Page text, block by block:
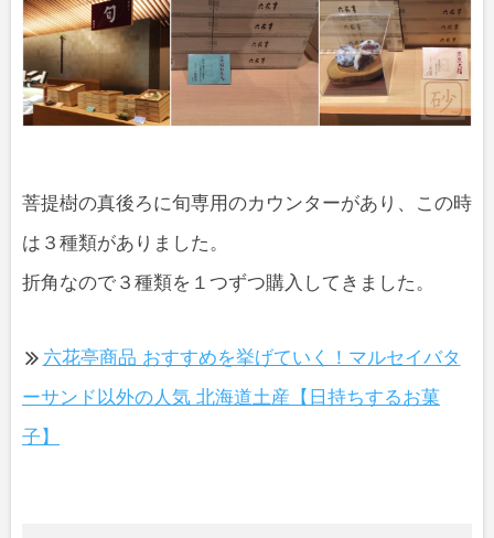
菩提樹の真後ろに旬専用のカウンターがあり、この時
は３種類がありました。
折角なので３種類を１つずつ購入してきました。
六花亭商品 おすすめを挙げていく！マルセイバタ
ーサンド以外の人気 北海道土産【日持ちするお菓
子】